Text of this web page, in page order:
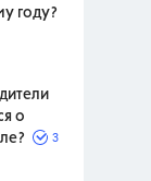
году?
о
3